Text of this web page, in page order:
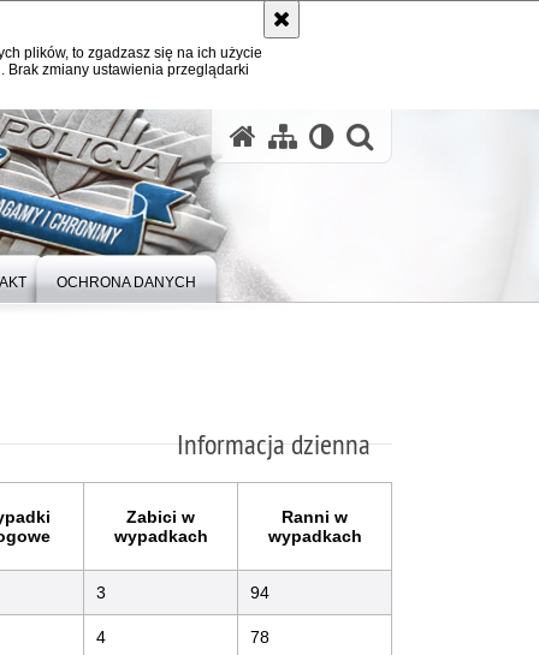
plików, to zgadzasz się na ich użycie
zmiany ustawienia przeglądarki
OCHRONA DANYCH
Informacja dzienna
Zabici w
wypadkach
Ranni w
wypadkach
3 94
4 78